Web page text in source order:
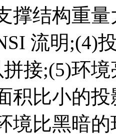
撑结构重
流明;(4)
接;(5)环
积比小的
境比黑暗